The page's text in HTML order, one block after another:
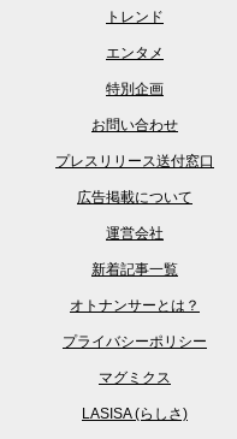
トレンド
エンタメ
特別企画
お問い合わせ
プレスリリース送付窓口
広告掲載について
運営会社
新着記事一覧
オトナンサーとは？
プライバシーポリシー
マグミクス
LASISA (らしさ)